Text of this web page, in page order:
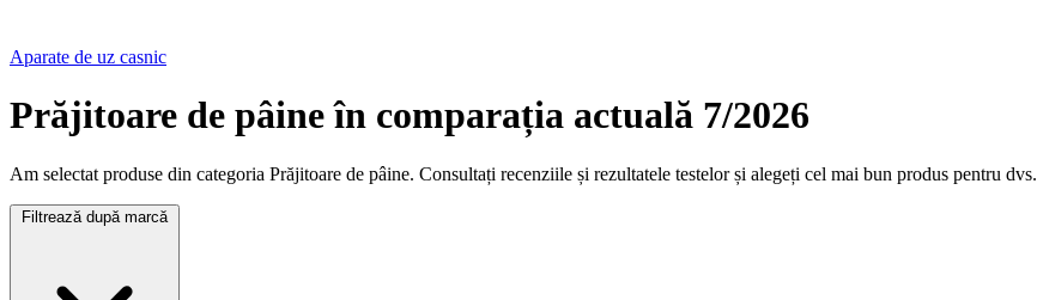
Aparate de uz casnic
Prăjitoare de pâine în comparația actuală 7/2026
Am selectat produse din categoria Prăjitoare de pâine. Consultați recenziile și rezultatele testelor și alegeți cel mai bun produs pentru dvs.